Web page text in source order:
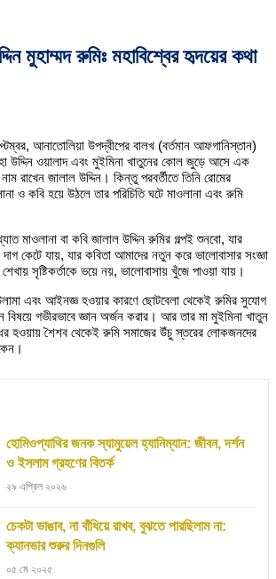
মুহাম্মদ রুমিঃ মহাবিশ্বের হৃদয়ের কথা
আনাতোলিয়া উপদ্বীপের বালখ (বর্তমান আফগানিস্তান)
উদ্দিন ওয়ালাদ এবং মুইমিনা খাতুনের কোল জুড়ে আসে এক
রাখেন জালাল উদ্দিন। কিন্তু পরবর্তীতে তিনি রোমের
ও কবি হয়ে উঠলে তার পরিচিতি ঘটে মাওলানা এবং রুমি
মাওলানা বা কবি জালাল উদ্দিন রুমির গল্পই শুনবো, যার
কেটে যায়, যার কবিতা আমাদের নতুন করে ভালোবাসার সংজ্ঞা
সৃষ্টিকর্তাকে ভয়ে নয়, ভালোবাসায় খুঁজে পাওয়া যায়।
এবং আইনজ্ঞ হওয়ার কারণে ছোটবেলা থেকেই রুমির সুযোগ
বিষয়ে গভীরভাবে জ্ঞান অর্জন করার। আর তার মা মুইমিনা খাতুন
হওয়ায় শৈশব থেকেই রুমি সমাজের উঁচু স্তরের লোকজনদের
হোমিওপ্যাথির জনক স্যামুয়েল হ্যানিম্যান: জীবন, দর্শন
ও ইসলাম গ্রহণের বিতর্ক
২৯ এপ্রিল ২০২৬
চেকটা ভাঙাব, না বাঁধিয়ে রাখব, বুঝতে পারছিলাম না:
ক্যানভার শুরুর দিনগুলি
০৫ মে ২০২৫